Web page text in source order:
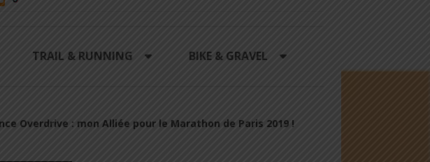
TRAIL & RUNNING BIKE & GRAVEL
Overdrive : mon Alliée pour le Marathon de Paris 2019 !